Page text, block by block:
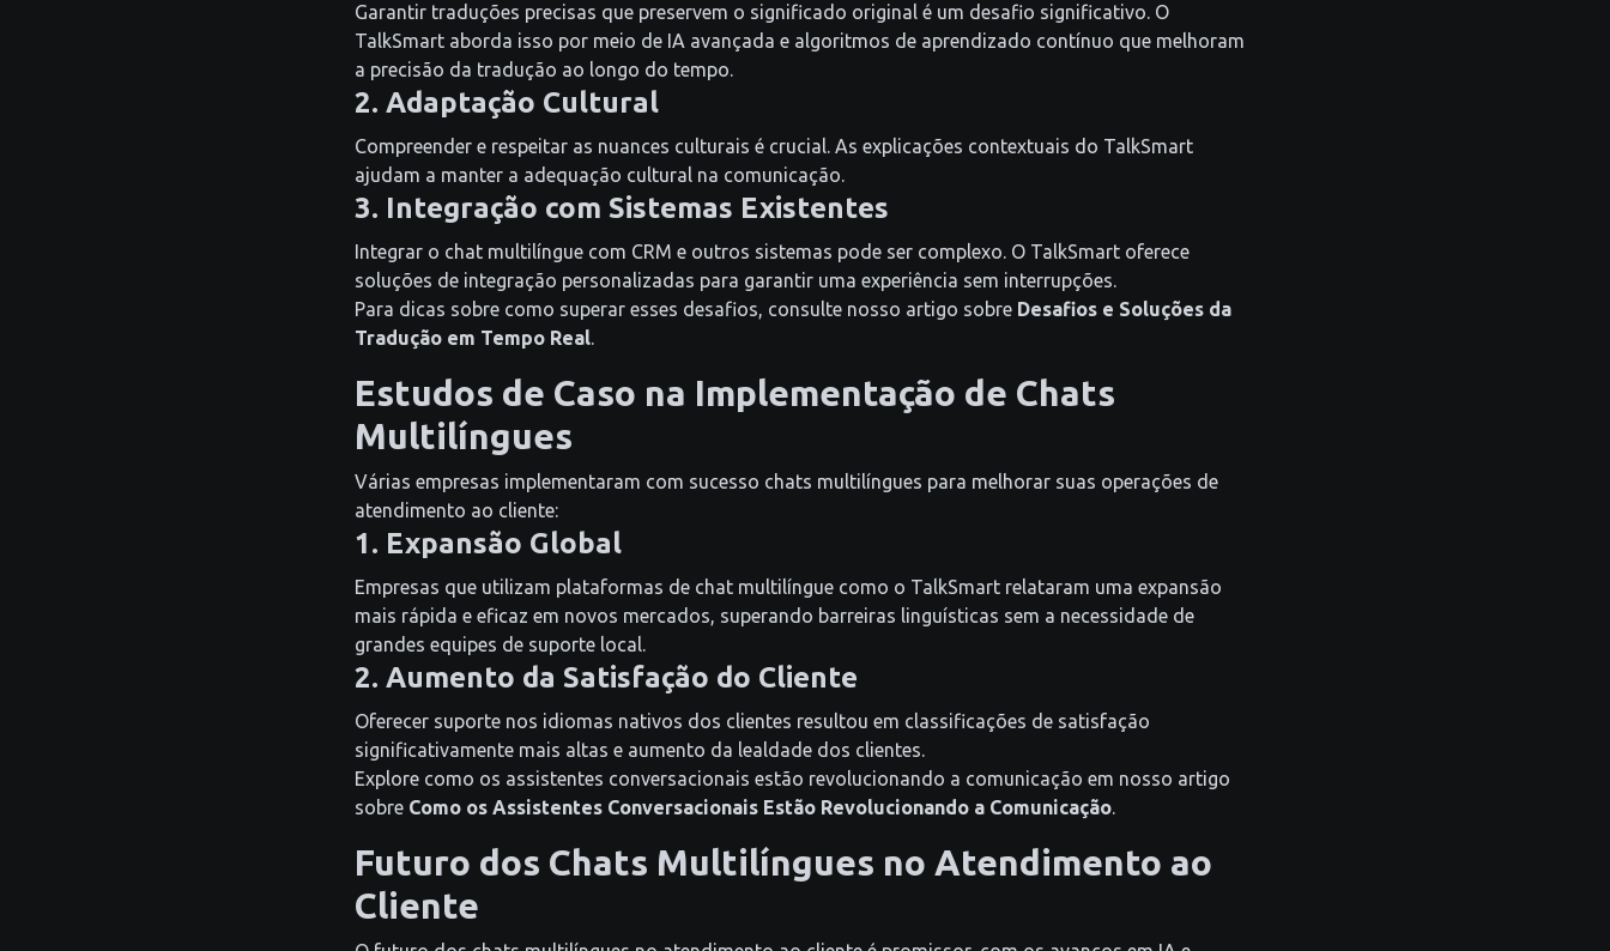
Garantir traduções precisas que preservem o significado original é um desafio significativo. O
TalkSmart aborda isso por meio de IA avançada e algoritmos de aprendizado contínuo que melhoram
a precisão da tradução ao longo do tempo.
2. Adaptação Cultural
Compreender e respeitar as nuances culturais é crucial. As explicações contextuais do TalkSmart
ajudam a manter a adequação cultural na comunicação.
3. Integração com Sistemas Existentes
Integrar o chat multilíngue com CRM e outros sistemas pode ser complexo. O TalkSmart oferece
soluções de integração personalizadas para garantir uma experiência sem interrupções.
Para dicas sobre como superar esses desafios, consulte nosso artigo sobre Desafios e Soluções da
Tradução em Tempo Real.
Estudos de Caso na Implementação de Chats
Multilíngues
Várias empresas implementaram com sucesso chats multilíngues para melhorar suas operações de
atendimento ao cliente:
1. Expansão Global
Empresas que utilizam plataformas de chat multilíngue como o TalkSmart relataram uma expansão
mais rápida e eficaz em novos mercados, superando barreiras linguísticas sem a necessidade de
grandes equipes de suporte local.
2. Aumento da Satisfação do Cliente
Oferecer suporte nos idiomas nativos dos clientes resultou em classificações de satisfação
significativamente mais altas e aumento da lealdade dos clientes.
Explore como os assistentes conversacionais estão revolucionando a comunicação em nosso artigo
sobre Como os Assistentes Conversacionais Estão Revolucionando a Comunicação.
Futuro dos Chats Multilíngues no Atendimento ao
Cliente